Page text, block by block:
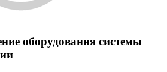
оборудования системы